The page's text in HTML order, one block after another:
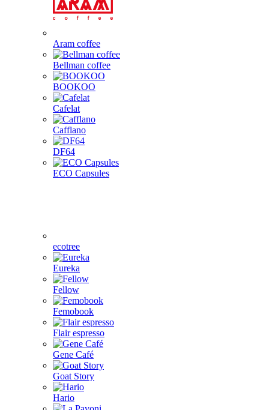
Aram coffee
Bellman coffee
BOOKOO
Cafelat
Cafflano
DF64
ECO Capsules
ecotree
Eureka
Fellow
Femobook
Flair espresso
Gene Café
Goat Story
Hario